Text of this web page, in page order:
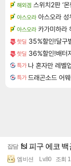
해외겜 스위치2판 ‘
아스오라 아스오라
아스오라 카가미하라
핫딜 35%할인!달구
핫딜 36%할인!배터
특가
특가
잡담 fsl 피구 에코
엠비션 Lv.80 조회 1